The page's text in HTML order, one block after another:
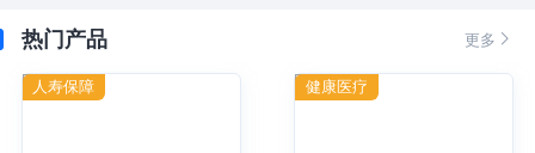
热门产品 更多 
人寿保障 健康医疗